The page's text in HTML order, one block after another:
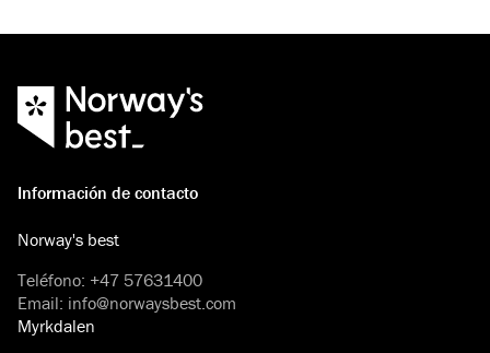
Información de contacto
Norway's best
Teléfono: +47 57631400
Email: info@norwaysbest.com
Myrkdalen